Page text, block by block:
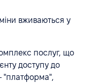
вживаються у
послуг, що
доступу до
"платформа",